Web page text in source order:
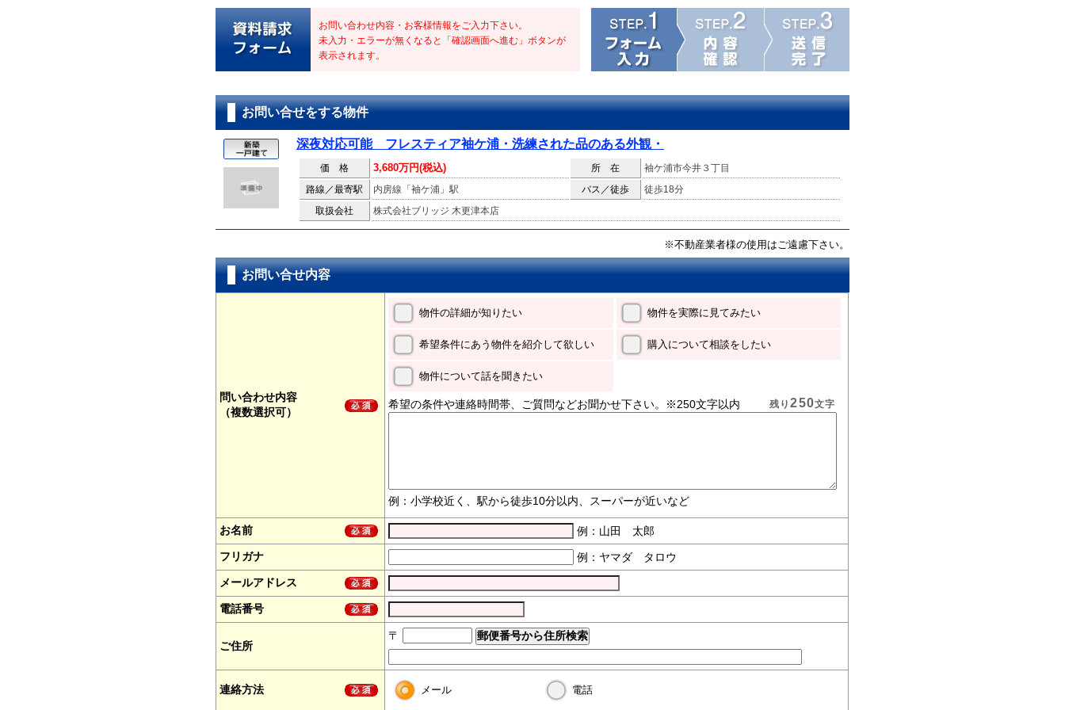
お問い合わせ内容・お客様情報をご入力下さい。
未入力・エラーが無くなると「確認画面へ進む」ボタンが
表示されます。
お問い合せをする物件
深夜対応可能 フレスティア袖ケ浦・洗練された品のある外観・
価 格 3,680万円(税込) 所 在
袖ケ浦市今井３丁目
路線／最寄駅
内房線「袖ケ浦」駅 バス／徒歩
徒歩18分
取扱会社
株式会社ブリッジ 木更津本店
※不動産業者様の使用はご遠慮下さい。
お問い合せ内容
問い合わせ内容
（複数選択可）
物件の詳細が知りたい 物件を実際に見てみたい
希望条件にあう物件を紹介して欲しい 購入について相談をしたい
物件について話を聞きたい
希望の条件や連絡時間帯、ご質問などお聞かせ下さい。※250文字以内
例：小学校近く、駅から徒歩10分以内、スーパーが近いなど
残り250文字
お名前
例：山田 太郎
フリガナ
例：ヤマダ タロウ
メールアドレス
電話番号
ご住所
〒
連絡方法 メール 電話